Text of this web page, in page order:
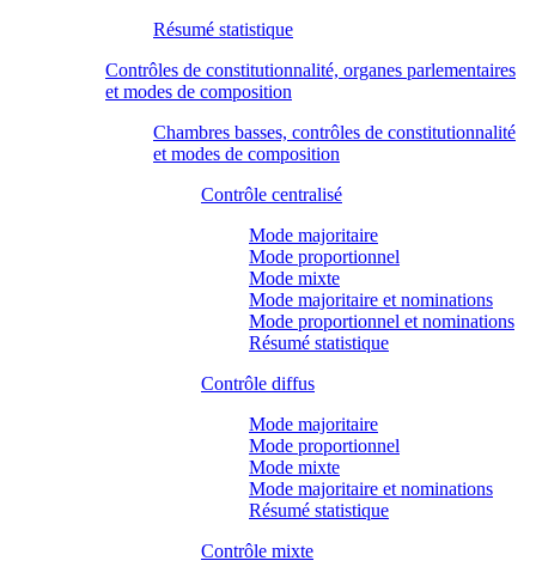
Résumé statistique
Contrôles de constitutionnalité, organes parlementaires
et modes de composition
Chambres basses, contrôles de constitutionnalité
et modes de composition
Contrôle centralisé
Mode majoritaire
Mode proportionnel
Mode mixte
Mode majoritaire et nominations
Mode proportionnel et nominations
Résumé statistique
Contrôle diffus
Mode majoritaire
Mode proportionnel
Mode mixte
Mode majoritaire et nominations
Résumé statistique
Contrôle mixte